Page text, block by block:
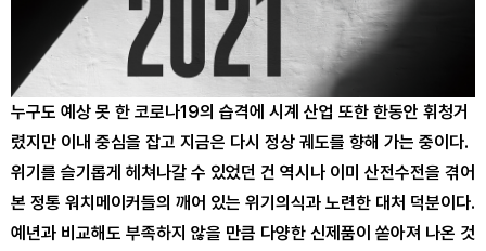
누구도 예상 못 한 코로나19의 습격에 시계 산업 또한 한동안 휘청거
렸지만 이내 중심을 잡고 지금은 다시 정상 궤도를 향해 가는 중이다.
위기를 슬기롭게 헤쳐나갈 수 있었던 건 역시나 이미 산전수전을 겪어
본 정통 워치메이커들의 깨어 있는 위기의식과 노련한 대처 덕분이다.
예년과 비교해도 부족하지 않을 만큼 다양한 신제품이 쏟아져 나온 것